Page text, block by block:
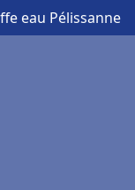
eau Pélissanne